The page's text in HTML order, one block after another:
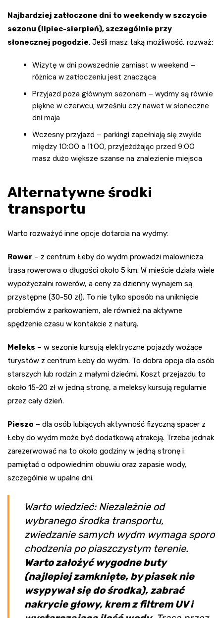
Najbardziej zatłoczone dni to weekendy w szczycie
sezonu (lipiec-sierpień), szczególnie przy
słonecznej pogodzie. Jeśli masz taką możliwość, rozważ:
Wizytę w dni powszednie zamiast w weekend –
różnica w zatłoczeniu jest znacząca
Przyjazd poza głównym sezonem – wydmy są równie
piękne w czerwcu, wrześniu czy nawet w słoneczne
dni maja
Wczesny przyjazd – parkingi zapełniają się zwykle
między 10:00 a 11:00, przyjeżdżając przed 9:00
masz dużo większe szanse na znalezienie miejsca
Alternatywne środki
transportu
Warto rozważyć inne opcje dotarcia na wydmy:
Rower – z centrum Łeby do wydm prowadzi malownicza
trasa rowerowa o długości około 5 km. W mieście działa wiele
wypożyczalni rowerów, a ceny za dzienny wynajem są
przystępne (30-50 zł). To nie tylko sposób na uniknięcie
problemów z parkowaniem, ale również na aktywne
spędzenie czasu w kontakcie z naturą.
Meleks – w sezonie kursują elektryczne pojazdy wożące
turystów z centrum Łeby do wydm. To dobra opcja dla osób
starszych lub rodzin z małymi dziećmi. Koszt przejazdu to
około 15-20 zł w jedną stronę, a meleksy kursują regularnie
przez cały dzień.
Pieszo – dla osób lubiących aktywność fizyczną spacer z
Łeby do wydm może być dodatkową atrakcją. Trzeba jednak
zarezerwować na to około godziny w jedną stronę i
pamiętać o odpowiednim obuwiu oraz zapasie wody,
szczególnie w upalne dni.
Warto wiedzieć: Niezależnie od
wybranego środka transportu,
zwiedzanie samych wydm wymaga sporo
chodzenia po piaszczystym terenie.
Warto założyć wygodne buty
(najlepiej zamknięte, by piasek nie
wsypywał się do środka), zabrać
nakrycie głowy, krem z filtrem UV i